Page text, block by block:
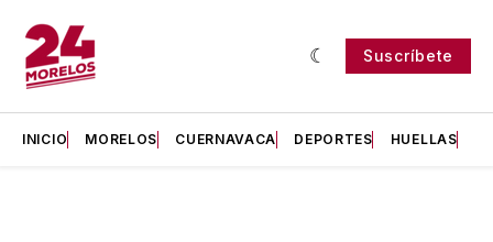
Suscríbete
INICIO MORELOS CUERNAVACA DEPORTES HUELLAS